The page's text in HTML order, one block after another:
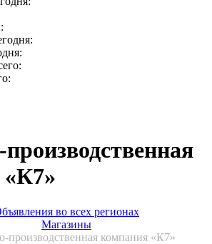
во всех регионах
Магазины
производственная компания «К7»